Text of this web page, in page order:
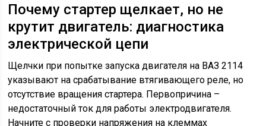
Почему стартер щелкает, но не
крутит двигатель: диагностика
электрической цепи
Щелчки при попытке запуска двигателя на ВАЗ 2114
указывают на срабатывание втягивающего реле, но
отсутствие вращения стартера. Первопричина –
недостаточный ток для работы электродвигателя.
Начните с проверки напряжения на клеммах